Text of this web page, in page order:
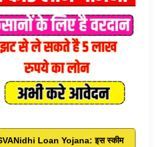
Loan Yojana: इस स्कीम